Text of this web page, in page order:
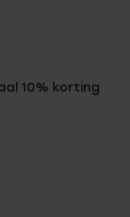
10% korting